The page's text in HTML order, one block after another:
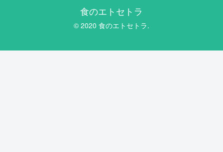
食のエトセトラ
© 2020 食のエトセトラ.